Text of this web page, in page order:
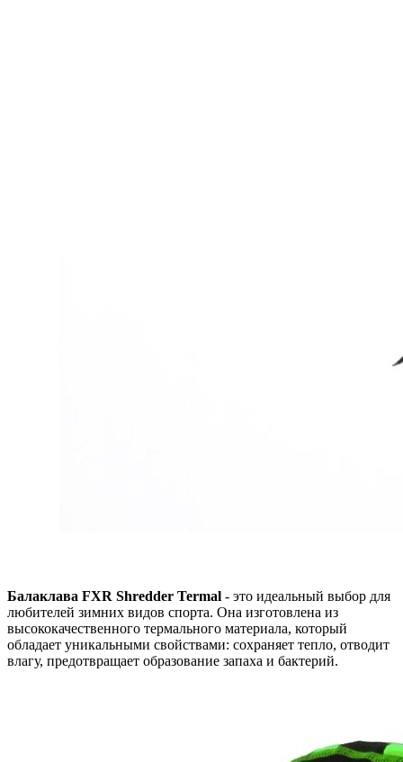
Балаклава FXR Shredder Termal - это идеальный выбор для
любителей зимних видов спорта. Она изготовлена из
высококачественного термального материала, который
обладает уникальными свойствами: сохраняет тепло, отводит
влагу, предотвращает образование запаха и бактерий.